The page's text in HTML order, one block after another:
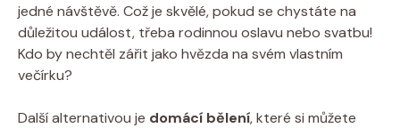
jedné návštěvě. Což je skvělé, pokud se chystáte na
důležitou událost, třeba rodinnou oslavu nebo svatbu!
Kdo by nechtěl zářit jako hvězda na svém vlastním
večírku?
Další alternativou je domácí bělení, které si můžete